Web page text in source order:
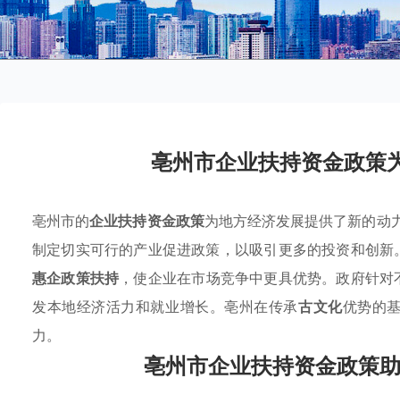
亳州市企业扶持资金政策
亳州市的企业扶持资金政策为地方经济发展提供了新的动
制定切实可行的产业促进政策，以吸引更多的投资和创
惠企政策扶持 ，使企业在市场竞争中更具优势。政府针
发本地经济活力和就业增长。亳州在传承古文化优势的
力。
亳州市企业扶持资金政策